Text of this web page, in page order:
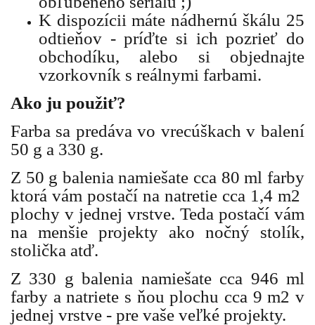
K dispozícii máte nádhernú škálu 25
odtieňov - príďte si ich pozrieť do
obchodíku, alebo si objednajte
vzorkovník s reálnymi farbami.
Ako ju použiť?
Farba sa predáva vo vrecúškach v balení
50 g a 330 g.
Z 50 g balenia namiešate cca 80 ml farby
ktorá vám postačí na natretie cca 1,4 m2
plochy v jednej vrstve. Teda postačí vám
na menšie projekty ako nočný stolík,
stolička atď.
Z 330 g balenia namiešate cca 946 ml
farby a natriete s ňou plochu cca 9 m2 v
jednej vrstve - pre vaše veľké projekty.